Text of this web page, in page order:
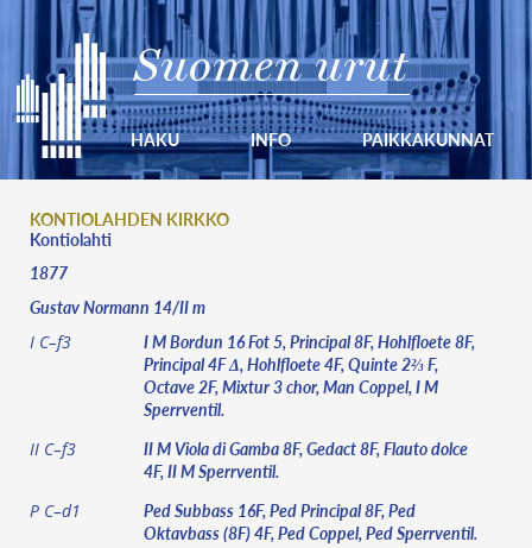
Suomen urut
HAKU INFO PAIKKAKUNNAT
KONTIOLAHDEN KIRKKO
Kontiolahti
1877
Gustav Normann 14/II m
I C–f3
I M Bordun 16 Fot 5, Principal 8F, Hohlfloete 8F,
Principal 4F Δ, Hohlfloete 4F, Quinte 2⅔ F,
Octave 2F, Mixtur 3 chor, Man Coppel, I M
Sperrventil.
II C–f3
II M Viola di Gamba 8F, Gedact 8F, Flauto dolce
4F, II M Sperrventil.
P C–d1
Ped Subbass 16F, Ped Principal 8F, Ped
Oktavbass (8F) 4F, Ped Coppel, Ped Sperrventil.